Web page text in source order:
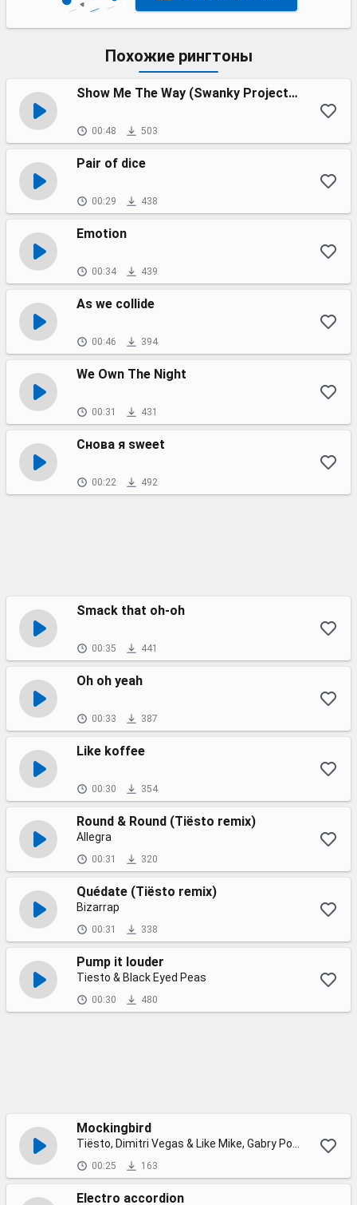
Похожие рингтоны
Show Me The Way (Swanky Project Dubstep Remix).
00:48 503
Pair of dice
00:29 438
Emotion
00:34 439
As we collide
00:46 394
We Own The Night
00:31 431
Снова я sweet
00:22 492
Smack that oh-oh
00:35 441
Oh oh yeah
00:33 387
Like koffee
00:30 354
Round & Round (Tiësto remix)
Allegra
00:31 320
Quédate (Tiësto remix)
Bizarrap
00:31 338
Pump it louder
Tiesto & Black Eyed Peas
00:30 480
Mockingbird
00:25 163
Electro accordion